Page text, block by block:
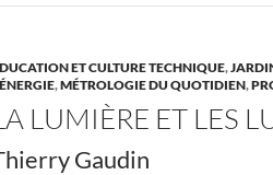
ET CULTURE TECHNIQUE,
,MÉTROLOGIE DU QUOTIDIEN,
LUMIÈRE ET LES
Gaudin